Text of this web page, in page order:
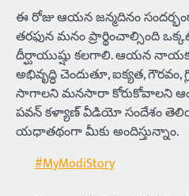
ఈ రోజు ఆయన జన్మదినం
తరఫున మనం ప్రార్థించాల్సింది
దీర్ఘాయుష్షు కలగాలి. ఆయన
అభివృద్ధి చెందుతూ, ఐక్యత, గౌరవం,
సాగాలని మనసారా కోరుకోవాలని
పవన్‌ కళ్యాణ్‌ వీడియో సందేశం
యధాతథంగా మీకు అందిస్తున్నాం.
#MyModiStory